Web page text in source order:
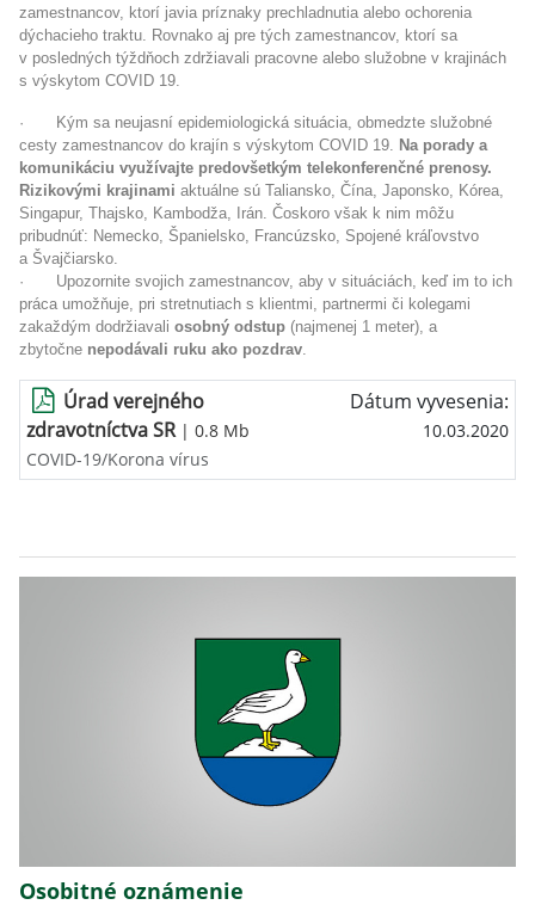
zamestnancov, ktorí javia príznaky prechladnutia alebo ochorenia
dýchacieho traktu. Rovnako aj pre tých zamestnancov, ktorí sa
v posledných týždňoch zdržiavali pracovne alebo služobne v krajinách
s výskytom COVID 19.
·
Kým sa neujasní epidemiologická situácia, obmedzte služobné
cesty zamestnancov do krajín s výskytom COVID 19. Na porady a
komunikáciu využívajte predovšetkým telekonferenčné prenosy.
Rizikovými krajinami aktuálne sú Taliansko, Čína, Japonsko, Kórea,
Singapur, Thajsko, Kambodža, Irán. Čoskoro však k nim môžu
pribudnúť: Nemecko, Španielsko, Francúzsko, Spojené kráľovstvo
a Švajčiarsko.
·
Upozornite svojich zamestnancov, aby v situáciách, keď im to ich
práca umožňuje, pri stretnutiach s klientmi, partnermi či kolegami
zakaždým dodržiavali osobný odstup (najmenej 1 meter), a
zbytočne nepodávali ruku ako pozdrav.
Úrad verejného
zdravotníctva SR| 0.8 Mb
Dátum vyvesenia:
10.03.2020
COVID-19/Korona vírus
Osobitné oznámenie